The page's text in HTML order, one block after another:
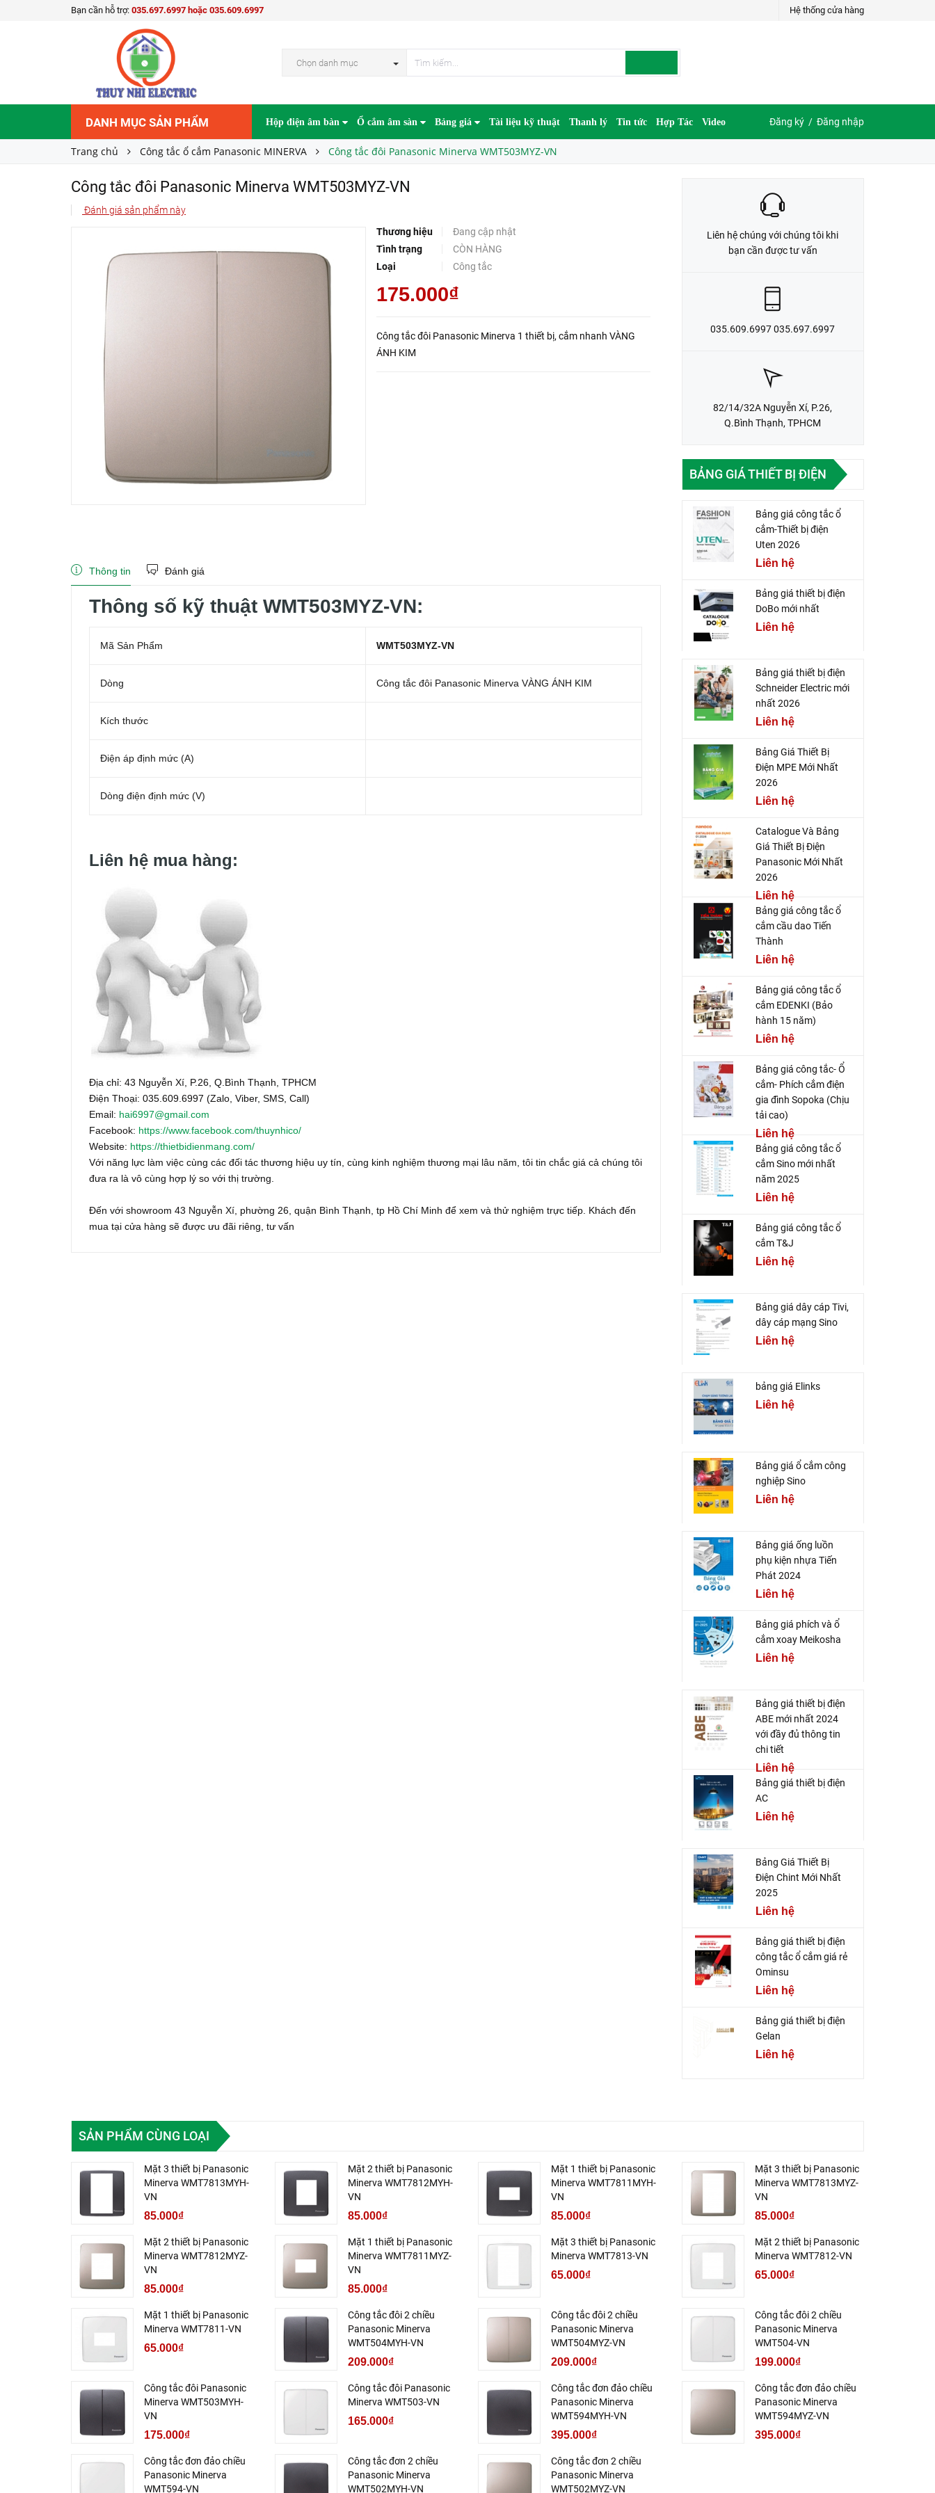
Bạn cần hỗ trợ: 035.697.6997 hoặc 035.609.6997 Hệ thống cửa hàng
Chọn danh mục
DANH MỤC SẢN PHẨM Hộp điện âm bàn Ổ cắm âm sàn Bảng giá Tài liệu kỹ thuật Thanh lý Tin tức Hợp Tác Video Đăng ký / Đăng nhập
Trang chủ Công tắc ổ cắm Panasonic MINERVA Công tắc đôi Panasonic Minerva WMT503MYZ-VN
Công tắc đôi Panasonic Minerva WMT503MYZ-VN
Đánh giá sản phẩm này
Thương hiệu
Đang cập nhật
Tình trạng
CÒN HÀNG
Loại
Công tắc
175.000₫
Công tắc đôi Panasonic Minerva 1 thiết bị, cắm nhanh VÀNG
ÁNH KIM
Công tắc đôi Panasonic Minerva WMT503MYZ-VN
Giá bán: 175.000₫
LIÊN HỆ ĐẶT HÀNG
Thông tin Đánh giá
Thông số kỹ thuật WMT503MYZ-VN:
Mã Sản Phẩm WMT503MYZ-VN
Dòng Công tắc đôi Panasonic Minerva VÀNG ÁNH KIM
Kích thước
Điện áp định mức (A)
Dòng điện định mức (V)
Liên hệ mua hàng:
Địa chỉ: 43 Nguyễn Xí, P.26, Q.Bình Thạnh, TPHCM
Điện Thoại: 035.609.6997 (Zalo, Viber, SMS, Call)
Email: hai6997@gmail.com
Facebook: https://www.facebook.com/thuynhico/
Website: https://thietbidienmang.com/
Với năng lực làm việc cùng các đối tác thương hiệu uy tín, cùng kinh nghiệm thương mại lâu năm, tôi tin chắc giá cả chúng tôi
đưa ra là vô cùng hợp lý so với thị trường.
Đến với showroom 43 Nguyễn Xí, phường 26, quận Bình Thạnh, tp Hồ Chí Minh để xem và thử nghiệm trực tiếp. Khách đến
mua tại cửa hàng sẽ được ưu đãi riêng, tư vấn
Liên hệ chúng với chúng tôi khi
bạn cần được tư vấn
035.609.6997 035.697.6997
82/14/32A Nguyễn Xí, P.26,
Q.Bình Thạnh, TPHCM
BẢNG GIÁ THIẾT BỊ ĐIỆN
Bảng giá công tắc ổ
cắm-Thiết bị điện
Uten 2026
Liên hệ
Bảng giá thiết bị điện
DoBo mới nhất
Liên hệ
Bảng giá thiết bị điện
Schneider Electric mới
nhất 2026
Liên hệ
Bảng Giá Thiết Bị
Điện MPE Mới Nhất
2026
Liên hệ
Catalogue Và Bảng
Giá Thiết Bị Điện
Panasonic Mới Nhất
2026
Liên hệ
Bảng giá công tắc ổ
cắm cầu dao Tiến
Thành
Liên hệ
Bảng giá công tắc ổ
cắm EDENKI (Bảo
hành 15 năm)
Liên hệ
Bảng giá công tắc- Ổ
cắm- Phích cắm điện
gia đình Sopoka (Chịu
tải cao)
Liên hệ
Bảng giá công tắc ổ
cắm Sino mới nhất
năm 2025
Liên hệ
Bảng giá công tắc ổ
cắm T&J
Liên hệ
Bảng giá dây cáp Tivi,
dây cáp mạng Sino
Liên hệ
bảng giá Elinks
Liên hệ
Bảng giá ổ cắm công
nghiệp Sino
Liên hệ
Bảng giá ống luồn
phụ kiện nhựa Tiến
Phát 2024
Liên hệ
Bảng giá phích và ổ
cắm xoay Meikosha
Liên hệ
Bảng giá thiết bị điện
ABE mới nhất 2024
với đầy đủ thông tin
chi tiết
Liên hệ
Bảng giá thiết bị điện
AC
Liên hệ
Bảng Giá Thiết Bị
Điện Chint Mới Nhất
2025
Liên hệ
Bảng giá thiết bị điện
công tắc ổ cắm giá rẻ
Ominsu
Liên hệ
Bảng giá thiết bị điện
Gelan
Liên hệ
SẢN PHẨM CÙNG LOẠI
Mặt 3 thiết bị Panasonic
Minerva WMT7813MYH-
VN
85.000₫
Mặt 2 thiết bị Panasonic
Minerva WMT7812MYH-
VN
85.000₫
Mặt 1 thiết bị Panasonic
Minerva WMT7811MYH-
VN
85.000₫
Mặt 3 thiết bị Panasonic
Minerva WMT7813MYZ-
VN
85.000₫
Mặt 2 thiết bị Panasonic
Minerva WMT7812MYZ-
VN
85.000₫
Mặt 1 thiết bị Panasonic
Minerva WMT7811MYZ-
VN
85.000₫
Mặt 3 thiết bị Panasonic
Minerva WMT7813-VN
65.000₫
Mặt 2 thiết bị Panasonic
Minerva WMT7812-VN
65.000₫
Mặt 1 thiết bị Panasonic
Minerva WMT7811-VN
65.000₫
Công tắc đôi 2 chiều
Panasonic Minerva
WMT504MYH-VN
209.000₫
Công tắc đôi 2 chiều
Panasonic Minerva
WMT504MYZ-VN
209.000₫
Công tắc đôi 2 chiều
Panasonic Minerva
WMT504-VN
199.000₫
Công tắc đôi Panasonic
Minerva WMT503MYH-
VN
175.000₫
Công tắc đôi Panasonic
Minerva WMT503-VN
165.000₫
Công tắc đơn đảo chiều
Panasonic Minerva
WMT594MYH-VN
395.000₫
Công tắc đơn đảo chiều
Panasonic Minerva
WMT594MYZ-VN
395.000₫
Công tắc đơn đảo chiều
Panasonic Minerva
WMT594-VN
Công tắc đơn 2 chiều
Panasonic Minerva
WMT502MYH-VN
Công tắc đơn 2 chiều
Panasonic Minerva
WMT502MYZ-VN